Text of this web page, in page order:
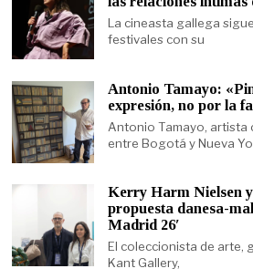
La cineasta gallega
festivales con su
Antonio Tamayo:
expresión, no por la
Antonio Tamayo, artista
entre Bogotá y Nueva
Kerry Harm Nielsen
propuesta danesa-
Madrid 26′
El coleccionista de arte,
Kant Gallery,